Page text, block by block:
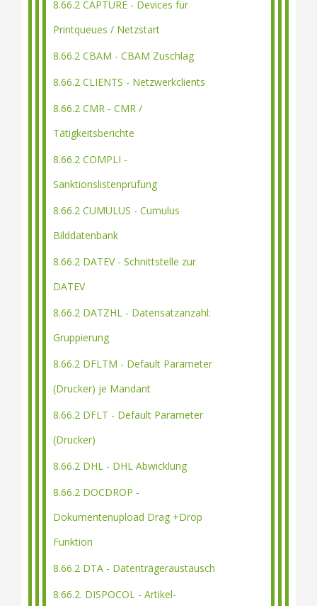
8.66.2 CAPTURE - Devices für
Printqueues / Netzstart
8.66.2 CBAM - CBAM Zuschlag
8.66.2 CLIENTS - Netzwerkclients
8.66.2 CMR - CMR /
Tätigkeitsberichte
8.66.2 COMPLI -
Sanktionslistenprüfung
8.66.2 CUMULUS - Cumulus
Bilddatenbank
8.66.2 DATEV - Schnittstelle zur
DATEV
8.66.2 DATZHL - Datensatzanzahl:
Gruppierung
8.66.2 DFLTM - Default Parameter
(Drucker) je Mandant
8.66.2 DFLT - Default Parameter
(Drucker)
8.66.2 DHL - DHL Abwicklung
8.66.2 DOCDROP -
Dokumentenupload Drag +Drop
Funktion
8.66.2 DTA - Datenträgeraustausch
8.66.2. DISPOCOL - Artikel-